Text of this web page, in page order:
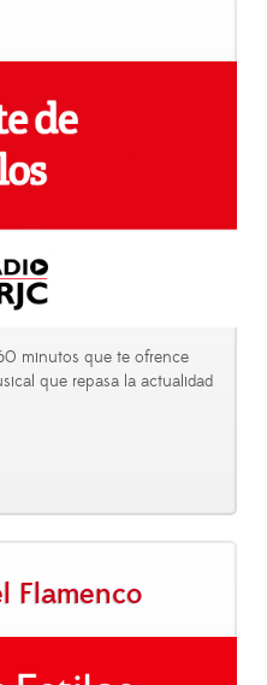
minutos que te ofrence
que repasa la actualidad
Flamenco